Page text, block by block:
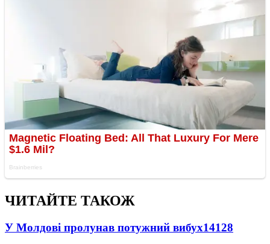
ЧИТАЙТЕ ТАКОЖ
У Молдові пролунав потужний вибух14128